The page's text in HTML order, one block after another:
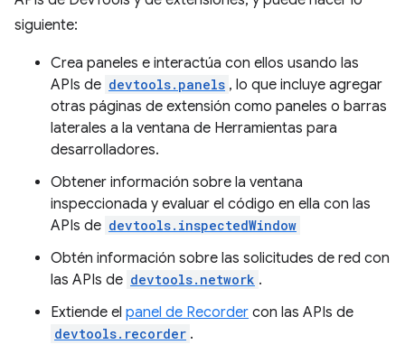
siguiente:
Crea paneles e interactúa con ellos usando las
APIs de devtools.panels , lo que incluye agregar
otras páginas de extensión como paneles o barras
laterales a la ventana de Herramientas para
desarrolladores.
Obtener información sobre la ventana
inspeccionada y evaluar el código en ella con las
APIs de devtools.inspectedWindow
Obtén información sobre las solicitudes de red con
las APIs de devtools.network .
Extiende el panel de Recorder con las APIs de
devtools.recorder .